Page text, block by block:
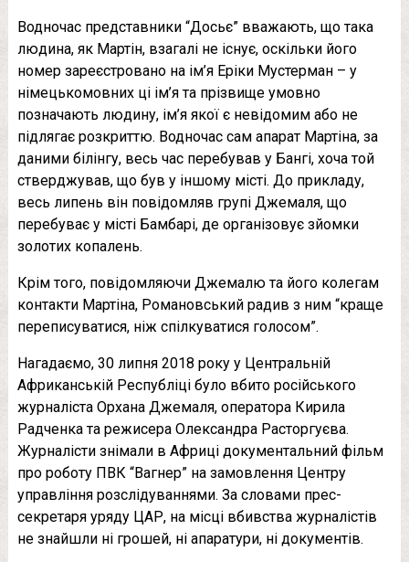
Водночас представники “Досьє” вважають, що така
людина, як Мартін, взагалі не існує, оскільки його
номер зареєстровано на ім’я Еріки Мустерман – у
німецькомовних ці ім’я та прізвище умовно
позначають людину, ім’я якої є невідомим або не
підлягає розкриттю. Водночас сам апарат Мартіна, за
даними білінгу, весь час перебував у Бангі, хоча той
стверджував, що був у іншому місті. До прикладу,
весь липень він повідомляв групі Джемаля, що
перебуває у місті Бамбарі, де організовує зйомки
золотих копалень.
Крім того, повідомляючи Джемалю та його колегам
контакти Мартіна, Романовський радив з ним “краще
переписуватися, ніж спілкуватися голосом”.
Нагадаємо, 30 липня 2018 року у Центральній
Африканській Республіці було вбито російського
журналіста Орхана Джемаля, оператора Кирила
Радченка та режисера Олександра Расторгуєва.
Журналісти знімали в Африці документальний фільм
про роботу ПВК “Вагнер” на замовлення Центру
управління розслідуваннями. За словами прес-
секретаря уряду ЦАР, на місці вбивства журналістів
не знайшли ні грошей, ні апаратури, ні документів.